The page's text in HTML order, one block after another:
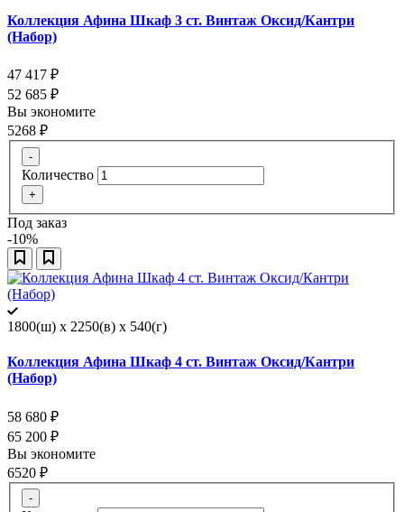
Коллекция Афина Шкаф 3 ст. Винтаж Оксид/Кантри
(Набор)
47 417 ₽
52 685 ₽
Вы экономите
5268 ₽
-
Количество
+
Под заказ
-10%
1800(ш) x 2250(в) x 540(г)
Коллекция Афина Шкаф 4 ст. Винтаж Оксид/Кантри
(Набор)
58 680 ₽
65 200 ₽
Вы экономите
6520 ₽
-